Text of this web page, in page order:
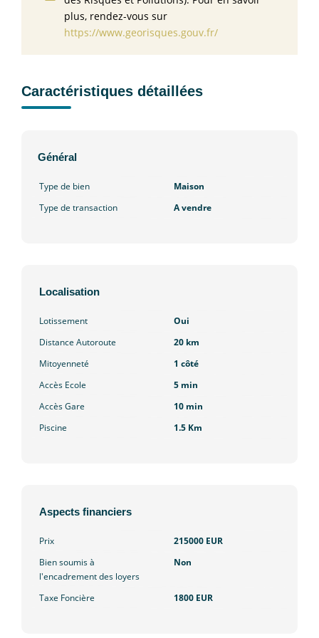
plus, rendez-vous sur
https://www.georisques.gouv.fr/
Caractéristiques détaillées
Général
Type de bien
Maison
Type de transaction
A vendre
Localisation
Lotissement
Oui
Distance Autoroute
20 km
Mitoyenneté
1 côté
Accès Ecole
5 min
Accès Gare
10 min
Piscine
1.5 Km
Aspects financiers
Prix
215000 EUR
Bien soumis à
l'encadrement des loyers
Non
Taxe Foncière 1800 EUR